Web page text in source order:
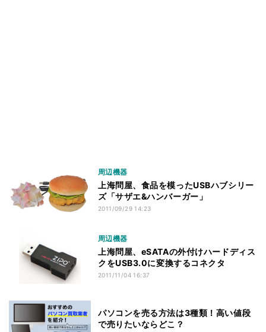
周辺機器
上海問屋、食品を模ったUSBハブシリー
ズ「サザエ&ハンバーガー」
2011/09/29 14:23
周辺機器
上海問屋、eSATAの外付けハードディス
クをUSB3.0に変換するコネクタ
2011/11/04 16:37
パソコンを売る方法は3種類！高い値段
で売りたいならどこ？